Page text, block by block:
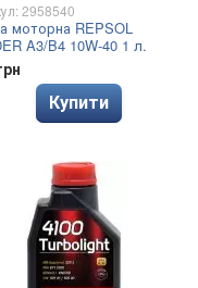
2958540
моторна REPSOL
A3/B4 10W-40 1 л.
Купити